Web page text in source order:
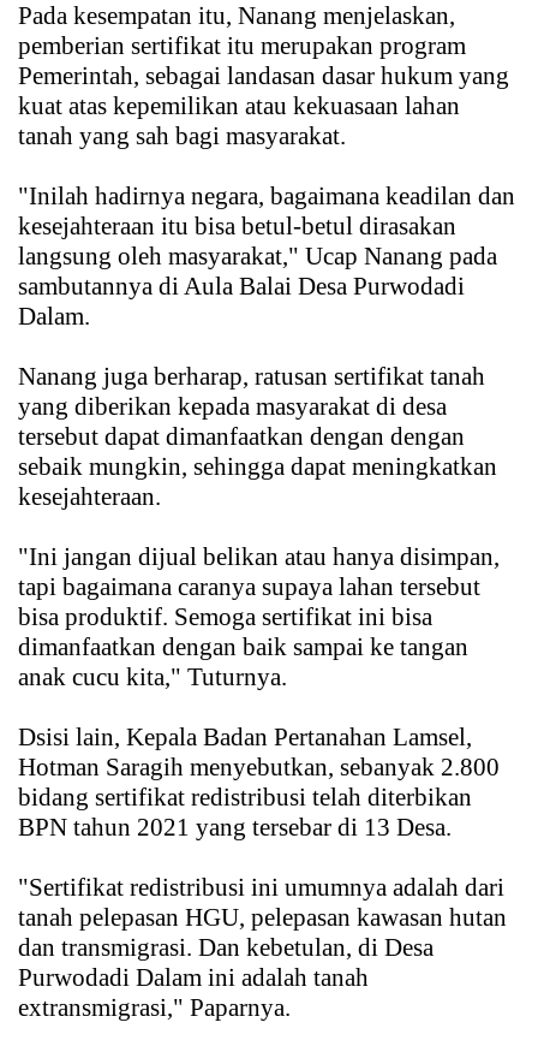
Pada kesempatan itu, Nanang menjelaskan,
pemberian sertifikat itu merupakan program
Pemerintah, sebagai landasan dasar hukum yang
kuat atas kepemilikan atau kekuasaan lahan
tanah yang sah bagi masyarakat.
"Inilah hadirnya negara, bagaimana keadilan dan
kesejahteraan itu bisa betul-betul dirasakan
langsung oleh masyarakat," Ucap Nanang pada
sambutannya di Aula Balai Desa Purwodadi
Dalam.
Nanang juga berharap, ratusan sertifikat tanah
yang diberikan kepada masyarakat di desa
tersebut dapat dimanfaatkan dengan dengan
sebaik mungkin, sehingga dapat meningkatkan
kesejahteraan.
"Ini jangan dijual belikan atau hanya disimpan,
tapi bagaimana caranya supaya lahan tersebut
bisa produktif. Semoga sertifikat ini bisa
dimanfaatkan dengan baik sampai ke tangan
anak cucu kita," Tuturnya.
Dsisi lain, Kepala Badan Pertanahan Lamsel,
Hotman Saragih menyebutkan, sebanyak 2.800
bidang sertifikat redistribusi telah diterbikan
BPN tahun 2021 yang tersebar di 13 Desa.
"Sertifikat redistribusi ini umumnya adalah dari
tanah pelepasan HGU, pelepasan kawasan hutan
dan transmigrasi. Dan kebetulan, di Desa
Purwodadi Dalam ini adalah tanah
extransmigrasi," Paparnya.